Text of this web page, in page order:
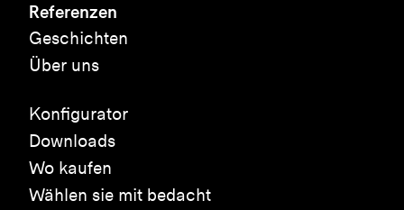
Referenzen
Geschichten
Über uns
Konfigurator
Downloads
Wo kaufen
Wählen sie mit bedacht